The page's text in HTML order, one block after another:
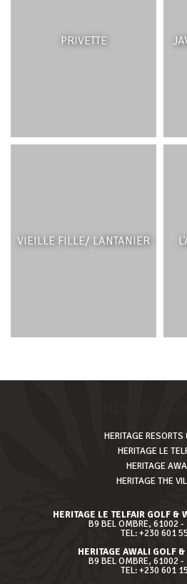
PRIVETTE
VIEILLE FILLE/ LANTANIER
GOYAVE DE CHINE
ASTRILD ONDULÉ
TOURTERELLE TIGRINE
HERITAGE RESORTS
HERITAGE LE
HERITAGE
HERITAGE THE
HERITAGE LE TELFAIR GOLF &
B9 BEL OMBRE, 61002 -
TEL: +230 601
HERITAGE AWALI GOLF
B9 BEL OMBRE, 61002 -
TEL: +230 601